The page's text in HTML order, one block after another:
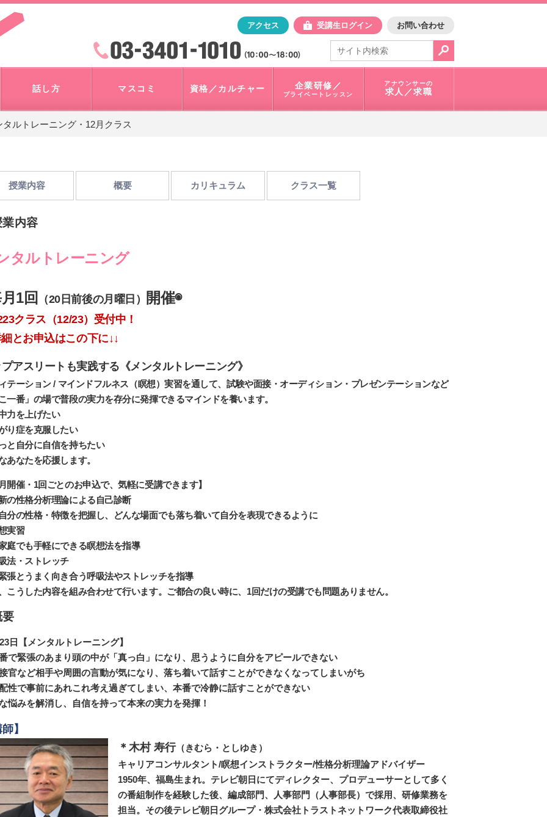
「アナウンサー・マスコミを目指すなら"アスク"」テレビ朝日アスク
アクセス 受講生ログイン お問い合わせ
電話で問合せ：
03-3401-1010
検索
話し方 マスコミ 資格／カルチャー 企業研修／
プライベートレッスン
アナウンサーの
求人／求職
タルトレーニング・12月クラス
授業内容 概要 カリキュラム クラス一覧
業内容
タルトレーニング
1回 （20日前後の月曜日） 開催◉
クラス（12/23）受付中！
とお申込はこの下に↓↓
アスリートも実践する《メンタルトレーニング》
テーション / マインドフルネス（瞑想）実習を通して、試験や面接・オーディション・プレゼンテーションなど
一番」の場で普段の実力を存分に発揮できるマインドを養います。
力を上げたい
り症を克服したい
と自分に自信を持ちたい
あなたを応援します。
開催・1回ごとのお申込で、気軽に受講できます】
の性格分析理論による自己診断
の性格・特徴を把握し、どんな場面でも落ち着いて自分を表現できるように
実習
でも手軽にできる瞑想法を指導
法・ストレッチ
とうまく向き合う呼吸法やストレッチを指導
こうした内容を組み合わせて行います。ご都合の良い時に、1回だけの受講でも問題ありません。
要
日【メンタルトレーニング】
で緊張のあまり頭の中が「真っ白」になり、思うように自分をアピールできない
官など相手や周囲の言動が気になり、落ち着いて話すことができなくなってしまいがち
性で事前にあれこれ考え過ぎてしまい、本番で冷静に話すことができない
悩みを解消し、自信を持って本来の実力を発揮！
】
＊木村 寿行（きむら・としゆき）
キャリアコンサルタント/瞑想インストラクター/性格分析理論アドバイザー
1950年、福島生まれ。テレビ朝日にてディレクター、プロデューサーとして多く
の番組制作を経験した後、編成部門、人事部門（人事部長）で採用、研修業務を
担当。その後テレビ朝日グループ・株式会社トラストネットワーク代表取締役社